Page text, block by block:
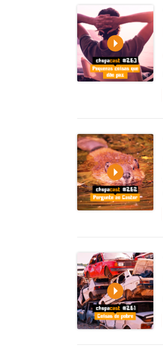
Play
Play
Play